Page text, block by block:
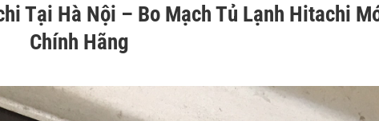
Tại Hà Nội – Bo Mạch Tủ Lạnh Hitachi
Chính Hãng